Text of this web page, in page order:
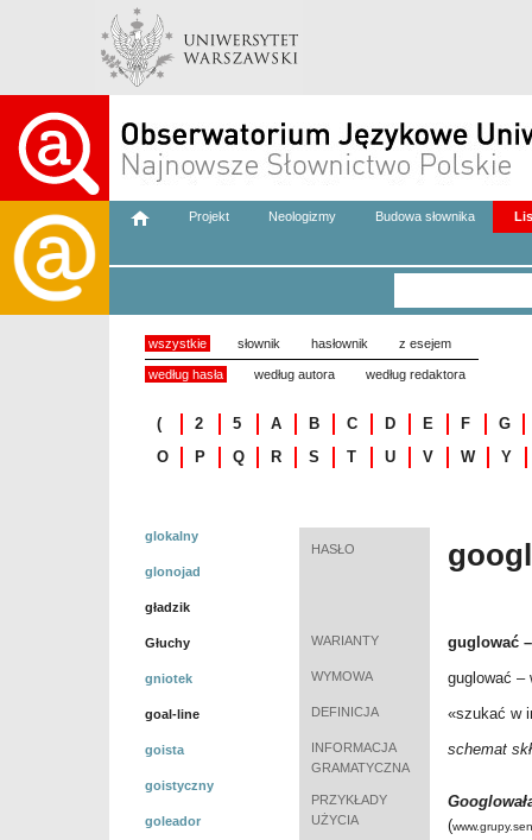
Projekt Neologizmy Budowa słownika
wszystkie słownik hasłownik z esejem
według hasła według autora według redaktora
( 2 5 A B C D E F
G
O
P Q R S T U V W Y
glokalny
glonojad
gładzik
Głuchy
gniotek
goal-line
goista
goistyczny
goleador
HASŁO
WARIANTY guglować
WYMOWA guglować –
DEFINICJA «szukać w
INFORMACJA
GRAMATYCZNA
schemat
PRZYKŁADY
UŻYCIA
(